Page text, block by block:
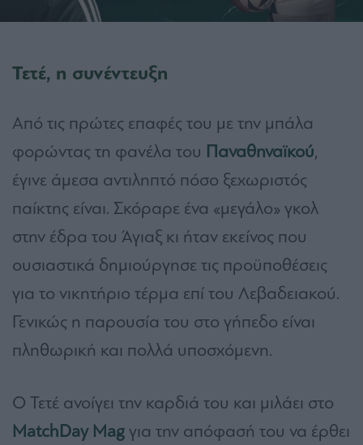
Τετέ, η συνέντευξη
Από τις πρώτες επαφές του με την μπάλα
φορώντας τη φανέλα του Παναθηναϊκού,
έγινε άμεσα αντιληπτό πόσο ξεχωριστός
παίκτης είναι. Σκόραρε ένα «μεγάλο» γκολ
στην έδρα του Άγιαξ κι ήταν εκείνος που
ουσιαστικά δημιούργησε τις προϋποθέσεις
για το νικητήριο τέρμα επί του Λεβαδειακού.
Γενικώς η παρουσία του στο γήπεδο είναι
πληθωρική και πολλά υποσχόμενη.
Ο Τετέ ανοίγει την καρδιά του και μιλάει στο
MatchDay Magγια την απόφασή του να έρθει